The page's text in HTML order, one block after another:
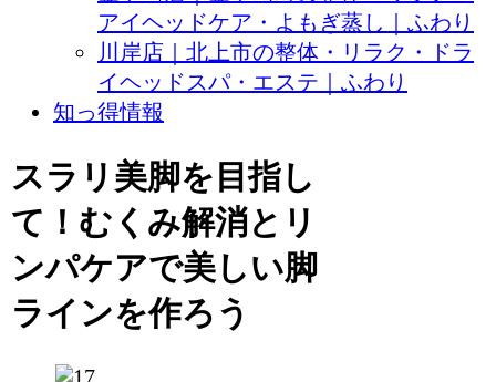
アイヘッドケア・よもぎ蒸し｜ふわり
川岸店｜北上市の整体・リラク・ドラ
イヘッドスパ・エステ｜ふわり
知っ得情報
スラリ美脚を目指し
て！むくみ解消とリ
ンパケアで美しい脚
ラインを作ろう